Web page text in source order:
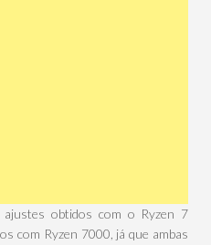
obtidos com o Ryzen 7
com Ryzen 7000, já que ambas